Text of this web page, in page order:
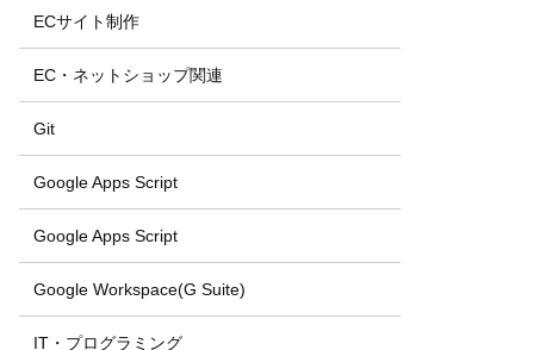
ECサイト制作
EC・ネットショップ関連
Git
Google Apps Script
Google Apps Script
Google Workspace(G Suite)
IT・プログラミング